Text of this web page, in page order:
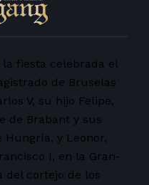
fiesta celebrada el
de Bruselas
V, su hijo Felipe,
de Brabant y sus
Hungría, y Leonor,
I, en la Gran-
del cortejo de los